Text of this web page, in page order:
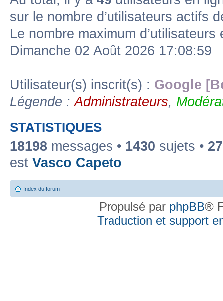
sur le nombre d’utilisateurs actifs
Le nombre maximum
Dimanche 02 Août 2026 17:08:59
Utilisateur(s) inscrit(s) : Google
Légende :Administrateurs,
STATISTIQUES
18198 messages • 1430 sujets •
est Vasco Capeto
Index du forum
Propulsé par phpBB®
Traduction et support